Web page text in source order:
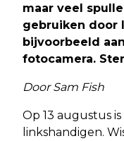
maar veel
gebruiken door
bijvoorbeeld
fotocamera.
Door Sam Fish
Op 13 augustus
linkshandigen.